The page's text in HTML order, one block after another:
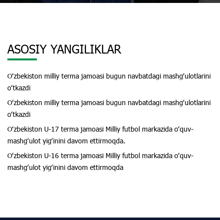
ASOSIY YANGILIKLAR
Oʻzbekiston milliy terma jamoasi bugun navbatdagi mashgʻulotlarini
oʻtkazdi
Oʻzbekiston milliy terma jamoasi bugun navbatdagi mashgʻulotlarini
oʻtkazdi
Oʻzbekiston U-17 terma jamoasi Milliy futbol markazida oʻquv-
mashgʻulot yigʻinini davom ettirmoqda.
Oʻzbekiston U-16 terma jamoasi Milliy futbol markazida oʻquv-
mashgʻulot yigʻinini davom ettirmoqda